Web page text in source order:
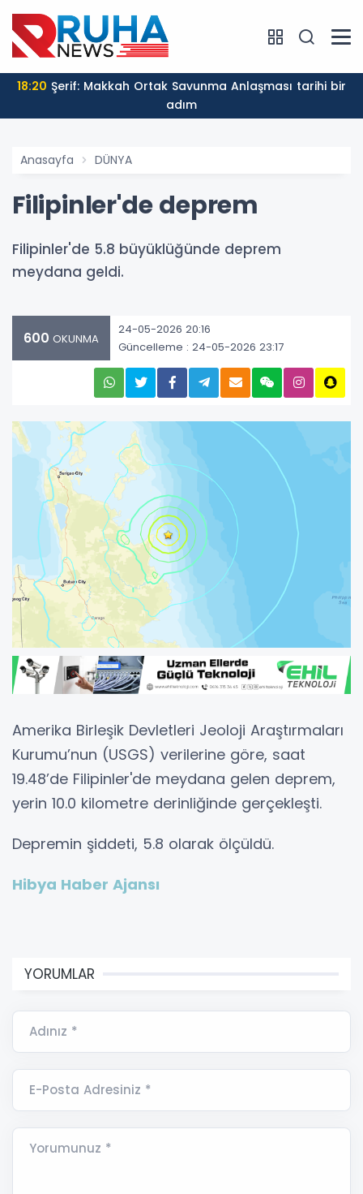
18:20
adım
Anasayfa DÜNYA
Filipinler'de deprem
Filipinler'de 5.8 büyüklüğünde deprem
meydana geldi.
600 OKUNMA
24-05-2026 20:16
Güncelleme : 24-05-2026 23:17
Amerika Birleşik Devletleri Jeoloji Araştırmaları
Kurumu’nun (USGS) verilerine göre, saat
19.48’de Filipinler'de meydana gelen deprem,
yerin 10.0 kilometre derinliğinde gerçekleşti.
Depremin şiddeti, 5.8 olarak ölçüldü.
Hibya Haber Ajansı
YORUMLAR
Adınız *
E-Posta Adresiniz *
Yorumunuz *